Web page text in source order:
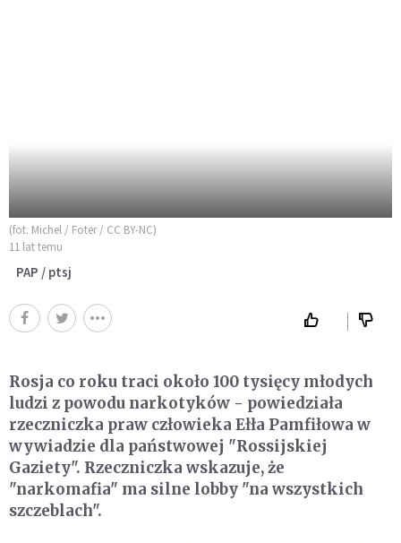
(fot. Michel / Foter / CC BY-NC)
11 lat temu
PAP / ptsj
Rosja co roku traci około 100 tysięcy młodych
ludzi z powodu narkotyków - powiedziała
rzeczniczka praw człowieka Ełła Pamfiłowa w
wywiadzie dla państwowej "Rossijskiej
Gaziety". Rzeczniczka wskazuje, że
"narkomafia" ma silne lobby "na wszystkich
szczeblach".